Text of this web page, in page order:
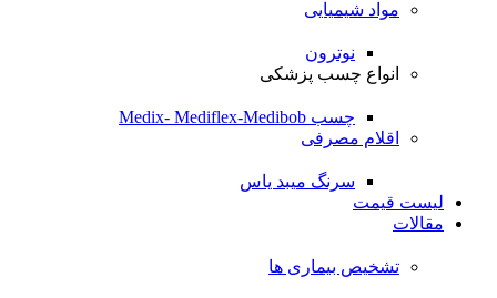
مواد شیمیایی
نوترون
انواع چسب پزشکی
چسب Medix- Mediflex-Medibob
اقلام مصرفی
سرنگ میبد یاس
لیست قیمت
مقالات
تشخیص بیماری ها